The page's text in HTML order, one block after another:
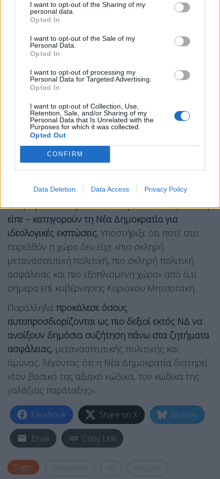
I want to opt-out of the Sharing of my
personal data.
Opted In
I want to opt-out of the Sale of my
Personal Data.
Opted In
I want to opt-out of processing my
Personal Data for Targeted Advertising.
Opted In
I want to opt-out of Collection, Use,
Retention, Sale, and/or Sharing of my
Personal Data that Is Unrelated with the
Purposes for which it was collected.
Opted Out
CONFIRM
Data Deletion Data Access Privacy Policy
η Ευρώπη πρέπει να προστατευθεί.
Παράλληλα,απέρριψε τη λογική ότι το
δημογραφικό μπορεί να λυθεί μέσω της
μετανάστευσης, υπογραμμίζοντας ότι «το
αριθμητικό».
κυβέρνησης είναινα δημιουργηθούν οι
προϋποθέσεις ώστε να γεννιούνται περισσότεροι
Έλληνεςμέσω κινήτρων και πολιτικών στήριξης
της οικογένειας.
Μετανάστευσης και Ασύλου δήλωσε πωςείναι
«δεξιός πολιτικός» και απάντησε σε όσους – όπως
είπε – κατηγορούν τη Νέα Δημοκρατία για
ιδεολογικές εκπτώσεις. Υποστήριξε ότι ποτέ στο
παρελθόν η χώρα δεν είχε «πιο σκληρή
μεταναστευτική πολιτική, πιο σκληρή πολιτική
ασφάλειας και πιο εξοπλισμένη χώρα» από ό,τι
σήμερα επί κυβέρνησης Κυριάκου Μητσοτάκη.
Παράλληλα προκάλεσε όσους
αυτοπροσδιορίζονται ως πιο δεξιοί εκτός ΝΔ να
ανοίξουν δημόσια συζήτηση πάνω στα ζητήματα
ασφάλειας, μεταναστευτικής πολιτικής και
άμυνας, λέγοντας ότι η Νέα Δημοκρατία διατηρεί
«τον βασικό της αξιακό κώδικα, τον κώδικα της
γαλάζιας παράταξης».
Facebook Share on X Bluesky
Email Copy Link
Tags: